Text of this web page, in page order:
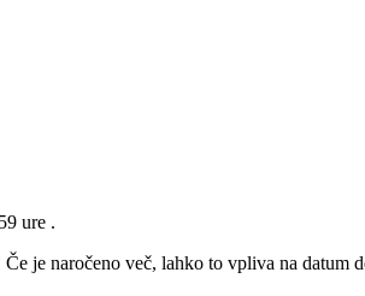
ure .
je naročeno več, lahko to vpliva na datum